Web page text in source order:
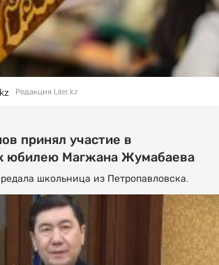
Редакция Liter.kz
принял участие в
юбилею Магжана Жумабаева
школьница из Петропавловска.